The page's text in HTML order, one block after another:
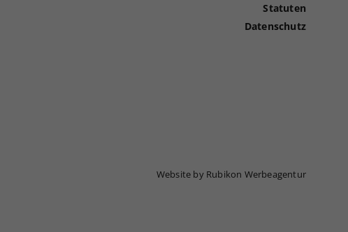
Statuten
Datenschutz
Website by Rubikon Werbeagentur